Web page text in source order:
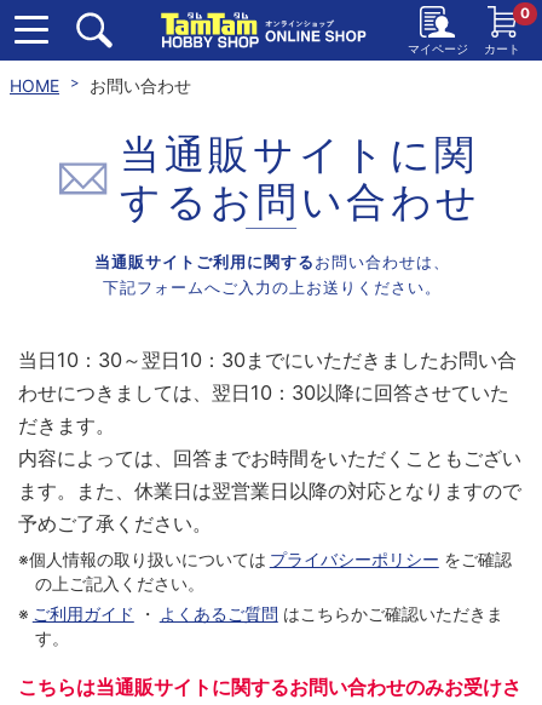
マイページ カート
0
HOME お問い合わせ
当通販サイトに関
する お問い合わせ
当通販サイトご利用に関する お問い合わせは、
下記フォームへご入力の上お送りください。
当日10：30～翌日10：30までにいただきましたお問い合
わせにつきましては、翌日10：30以降に回答させていた
だきます。
内容によっては、回答までお時間をいただくこともござい
ます。また、休業日は翌営業日以降の対応となりますので
予めご了承ください。
※個人情報の取り扱いについては プライバシーポリシー をご確認
の上ご記入ください。
※ ご利用ガイド ・ よくあるご質問 はこちらかご確認いただきま
す。
こちらは当通販サイトに関するお問い合わせのみお受けさ